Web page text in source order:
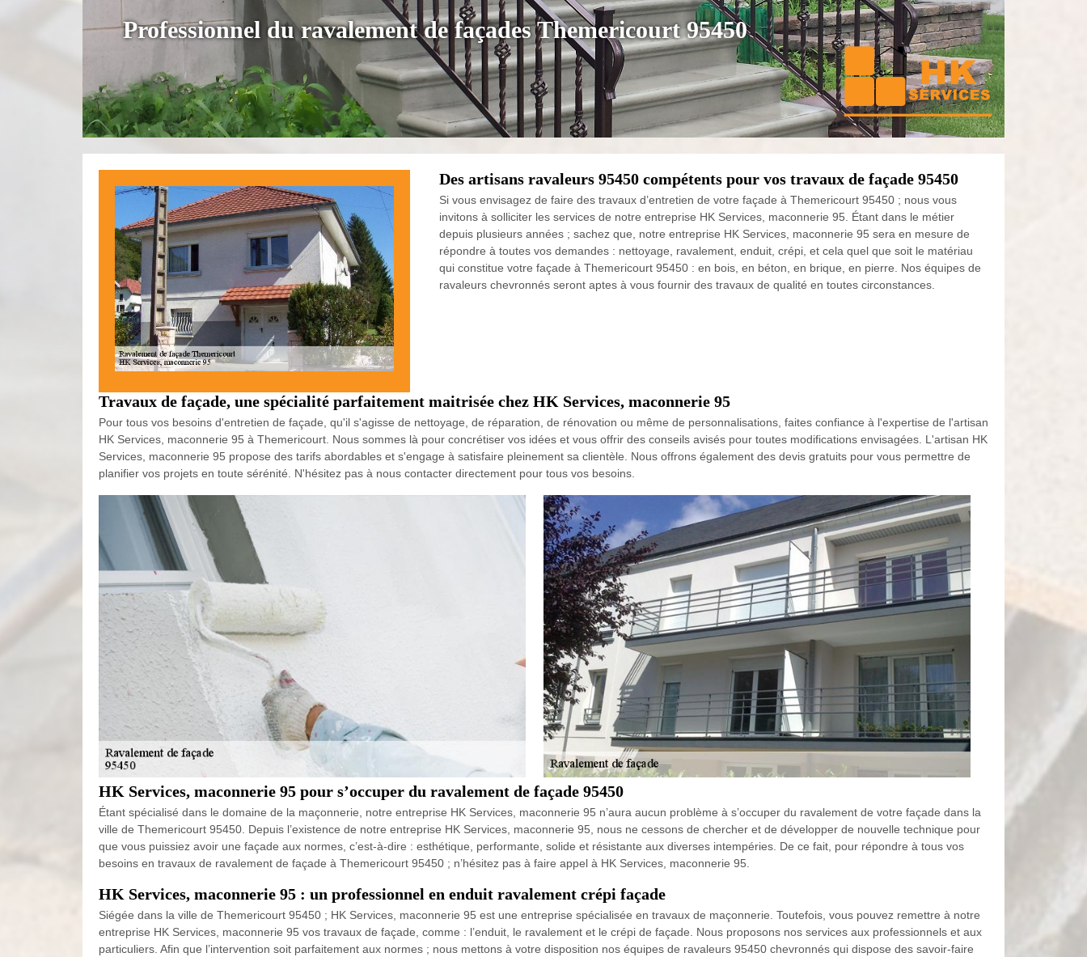
Professionnel du ravalement de façades Themericourt 95450
Des artisans ravaleurs 95450 compétents pour vos travaux de façade 95450
Si vous envisagez de faire des travaux d’entretien de votre façade à Themericourt 95450 ; nous vous
invitons à solliciter les services de notre entreprise HK Services, maconnerie 95. Étant dans le métier
depuis plusieurs années ; sachez que, notre entreprise HK Services, maconnerie 95 sera en mesure de
répondre à toutes vos demandes : nettoyage, ravalement, enduit, crépi, et cela quel que soit le matériau
qui constitue votre façade à Themericourt 95450 : en bois, en béton, en brique, en pierre. Nos équipes de
ravaleurs chevronnés seront aptes à vous fournir des travaux de qualité en toutes circonstances.
Travaux de façade, une spécialité parfaitement maitrisée chez HK Services, maconnerie 95
Pour tous vos besoins d'entretien de façade, qu'il s'agisse de nettoyage, de réparation, de rénovation ou même de personnalisations, faites confiance à l'expertise de l'artisan
HK Services, maconnerie 95 à Themericourt. Nous sommes là pour concrétiser vos idées et vous offrir des conseils avisés pour toutes modifications envisagées. L'artisan HK
Services, maconnerie 95 propose des tarifs abordables et s'engage à satisfaire pleinement sa clientèle. Nous offrons également des devis gratuits pour vous permettre de
planifier vos projets en toute sérénité. N'hésitez pas à nous contacter directement pour tous vos besoins.
HK Services, maconnerie 95 pour s’occuper du ravalement de façade 95450
Étant spécialisé dans le domaine de la maçonnerie, notre entreprise HK Services, maconnerie 95 n’aura aucun problème à s’occuper du ravalement de votre façade dans la
ville de Themericourt 95450. Depuis l’existence de notre entreprise HK Services, maconnerie 95, nous ne cessons de chercher et de développer de nouvelle technique pour
que vous puissiez avoir une façade aux normes, c’est-à-dire : esthétique, performante, solide et résistante aux diverses intempéries. De ce fait, pour répondre à tous vos
besoins en travaux de ravalement de façade à Themericourt 95450 ; n’hésitez pas à faire appel à HK Services, maconnerie 95.
HK Services, maconnerie 95 : un professionnel en enduit ravalement crépi façade
Siégée dans la ville de Themericourt 95450 ; HK Services, maconnerie 95 est une entreprise spécialisée en travaux de maçonnerie. Toutefois, vous pouvez remettre à notre
entreprise HK Services, maconnerie 95 vos travaux de façade, comme : l’enduit, le ravalement et le crépi de façade. Nous proposons nos services aux professionnels et aux
particuliers. Afin que l’intervention soit parfaitement aux normes ; nous mettons à votre disposition nos équipes de ravaleurs 95450 chevronnés qui dispose des savoir-faire